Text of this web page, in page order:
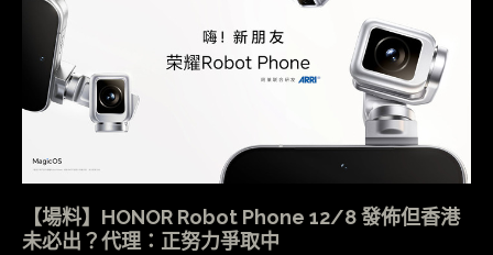
【場料】HONOR Robot Phone 12/8 發佈但香港
未必出？代理：正努力爭取中